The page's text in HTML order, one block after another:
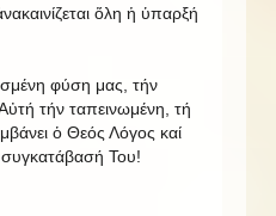
ὅλη ἡ ὑπαρξή
φύση μας, τήν
τήν ταπεινωμένη, τή
ὁ Θεός Λόγος καί
Του!